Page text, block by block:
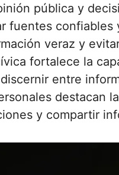
pública y
fuentes
veraz y
fortalece la
entre
destacan
y compartir